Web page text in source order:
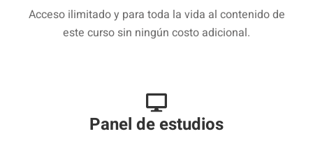
Acceso ilimitado y para toda la vida al contenido de
este curso sin ningún costo adicional.
Panel de estudios